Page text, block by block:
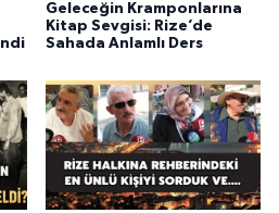
Geleceğin Kramponlarına
Kitap Sevgisi: Rize’de
Sahada Anlamlı Ders